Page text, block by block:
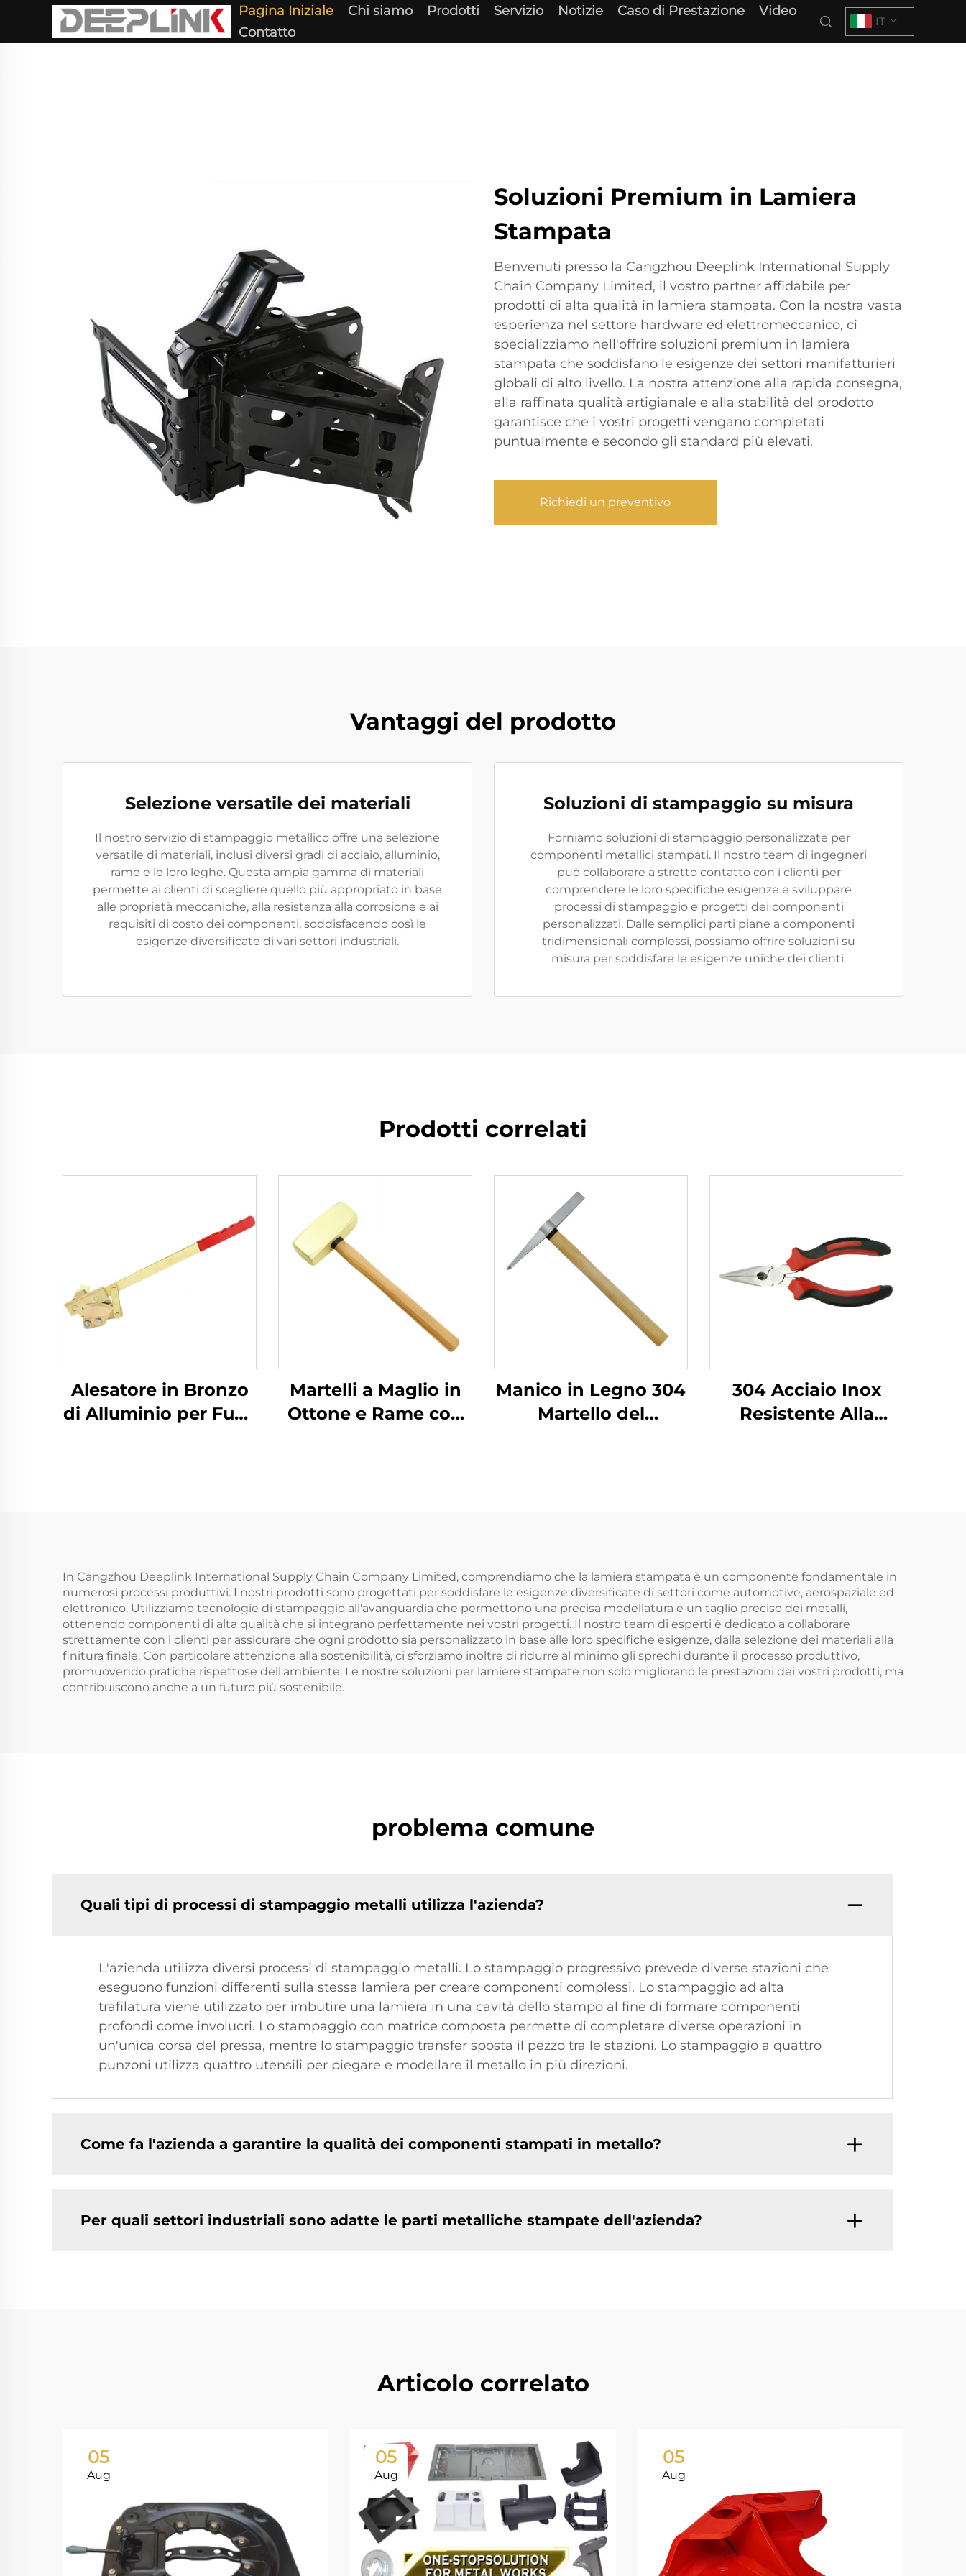
Pagina Iniziale Chi siamo Prodotti Servizio Notizie Caso di Prestazione
Video
Contatto
IT
Soluzioni Premium in Lamiera
Stampata
Benvenuti presso la Cangzhou Deeplink International Supply
Chain Company Limited, il vostro partner affidabile per
prodotti di alta qualità in lamiera stampata. Con la nostra vasta
esperienza nel settore hardware ed elettromeccanico, ci
specializziamo nell'offrire soluzioni premium in lamiera
stampata che soddisfano le esigenze dei settori manifatturieri
globali di alto livello. La nostra attenzione alla rapida consegna,
alla raffinata qualità artigianale e alla stabilità del prodotto
garantisce che i vostri progetti vengano completati
puntualmente e secondo gli standard più elevati.
Richiedi un preventivo
Vantaggi del prodotto
Selezione versatile dei materiali
Il nostro servizio di stampaggio metallico offre una selezione
versatile di materiali, inclusi diversi gradi di acciaio, alluminio,
rame e le loro leghe. Questa ampia gamma di materiali
permette ai clienti di scegliere quello più appropriato in base
alle proprietà meccaniche, alla resistenza alla corrosione e ai
requisiti di costo dei componenti, soddisfacendo così le
esigenze diversificate di vari settori industriali.
Soluzioni di stampaggio su misura
Forniamo soluzioni di stampaggio personalizzate per
componenti metallici stampati. Il nostro team di ingegneri
può collaborare a stretto contatto con i clienti per
comprendere le loro specifiche esigenze e sviluppare
processi di stampaggio e progetti dei componenti
personalizzati. Dalle semplici parti piane a componenti
tridimensionali complessi, possiamo offrire soluzioni su
misura per soddisfare le esigenze uniche dei clienti.
Prodotti correlati
Alesatore in Bronzo
di Alluminio per Fusti
Martelli a Maglio in
Ottone e Rame con
Manico in Legno 304
Martello del
304 Acciaio Inox
Resistente Alla
In Cangzhou Deeplink International Supply Chain Company Limited, comprendiamo che la lamiera stampata è un componente fondamentale in
numerosi processi produttivi. I nostri prodotti sono progettati per soddisfare le esigenze diversificate di settori come automotive, aerospaziale ed
elettronico. Utilizziamo tecnologie di stampaggio all'avanguardia che permettono una precisa modellatura e un taglio preciso dei metalli,
ottenendo componenti di alta qualità che si integrano perfettamente nei vostri progetti. Il nostro team di esperti è dedicato a collaborare
strettamente con i clienti per assicurare che ogni prodotto sia personalizzato in base alle loro specifiche esigenze, dalla selezione dei materiali alla
finitura finale. Con particolare attenzione alla sostenibilità, ci sforziamo inoltre di ridurre al minimo gli sprechi durante il processo produttivo,
promuovendo pratiche rispettose dell'ambiente. Le nostre soluzioni per lamiere stampate non solo migliorano le prestazioni dei vostri prodotti, ma
contribuiscono anche a un futuro più sostenibile.
problema comune
Quali tipi di processi di stampaggio metalli utilizza l'azienda?
L'azienda utilizza diversi processi di stampaggio metalli. Lo stampaggio progressivo prevede diverse stazioni che
eseguono funzioni differenti sulla stessa lamiera per creare componenti complessi. Lo stampaggio ad alta
trafilatura viene utilizzato per imbutire una lamiera in una cavità dello stampo al fine di formare componenti
profondi come involucri. Lo stampaggio con matrice composta permette di completare diverse operazioni in
un'unica corsa del pressa, mentre lo stampaggio transfer sposta il pezzo tra le stazioni. Lo stampaggio a quattro
punzoni utilizza quattro utensili per piegare e modellare il metallo in più direzioni.
Come fa l'azienda a garantire la qualità dei componenti stampati in metallo?
Per quali settori industriali sono adatte le parti metalliche stampate dell'azienda?
Articolo correlato
05
Aug
05
Aug
05
Aug